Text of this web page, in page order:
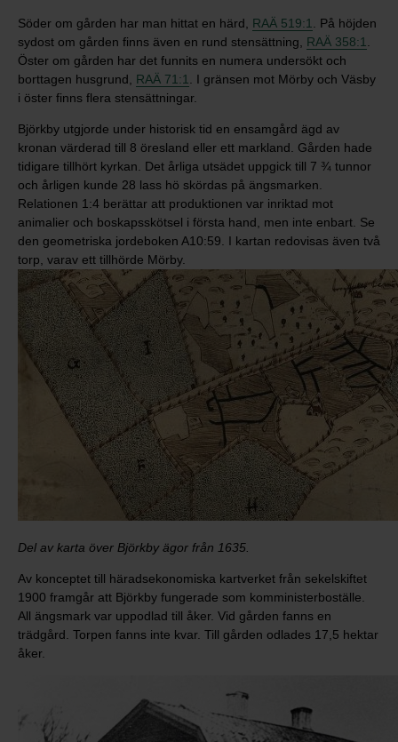
Söder om gården har man hittat en härd, RAÄ 519:1
. På höjden
sydost om gården finns även en rund stensättning, RAÄ 358:1
Öster om gården har det funnits en numera undersökt och
borttagen husgrund, RAÄ 71:1
. I gränsen mot Mörby och Väsby
i öster finns flera stensättningar.
Björkby utgjorde under historisk tid en ensamgård ägd av
kronan värderad till 8 öresland eller ett markland. Gården hade
tidigare tillhört kyrkan. Det årliga utsädet uppgick till 7 ¾ tunnor
och årligen kunde 28 lass hö skördas på ängsmarken.
Relationen 1:4 berättar att produktionen var inriktad mot
animalier och boskapsskötsel i första hand, men inte enbart. Se
den geometriska jordeboken A10:59. I kartan redovisas även två
torp, varav ett tillhörde Mörby.
Del av karta över Björkby ägor från 1635.
Av konceptet till häradsekonomiska kartverket från sekelskiftet
1900 framgår att Björkby fungerade som komministerboställe.
All ängsmark var uppodlad till åker. Vid gården fanns en
trädgård. Torpen fanns inte kvar. Till gården odlades 17,5 hektar
åker.